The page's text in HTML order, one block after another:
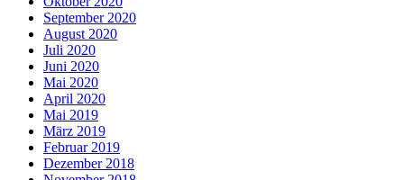
September 2020
August 2020
Juli 2020
Juni 2020
Mai 2020
April 2020
Mai 2019
März 2019
Februar 2019
Dezember 2018